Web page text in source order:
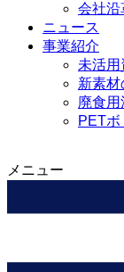
会社沿
ニュース
事業紹介
未活
新素
廃食用
PET
メニュー